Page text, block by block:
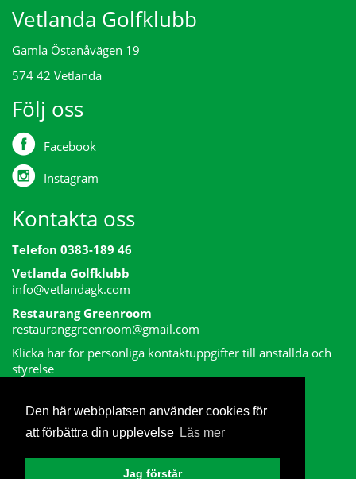
Den här webbplatsen använder cookies för
att förbättra din upplevelse Läs mer
Jag förstår
Vetlanda Golfklubb
Gamla Östanåvägen 19
574 42 Vetlanda
Följ oss
Facebook
Instagram
Kontakta oss
Telefon 0383-189 46
Vetlanda Golfklubb
info@vetlandagk.com
Restaurang Greenroom
restauranggreenroom@gmail.com
Klicka här för personliga kontaktuppgifter till anställda och
styrelse